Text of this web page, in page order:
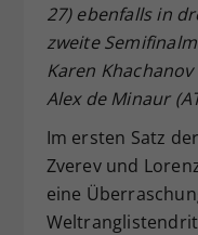
27) ebenfalls in
zweite
Karen
Alex de Minaur
Im ersten Satz
Zverev und
eine